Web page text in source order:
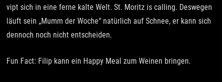
vipt sich in eine ferne kalte Welt. St. Moritz is calling. Deswegen
läuft sein „Mumm der Woche“ natürlich auf Schnee, er kann sich
dennoch noch nicht entscheiden.
Fun Fact: Filip kann ein Happy Meal zum Weinen bringen.